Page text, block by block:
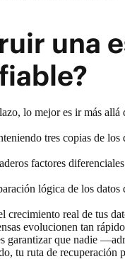
una
lo mejor es ir más
tres copias de
factores
lógica de los
real de tus
evolucionen tan
garantizar que nadie
tu ruta de recuperación